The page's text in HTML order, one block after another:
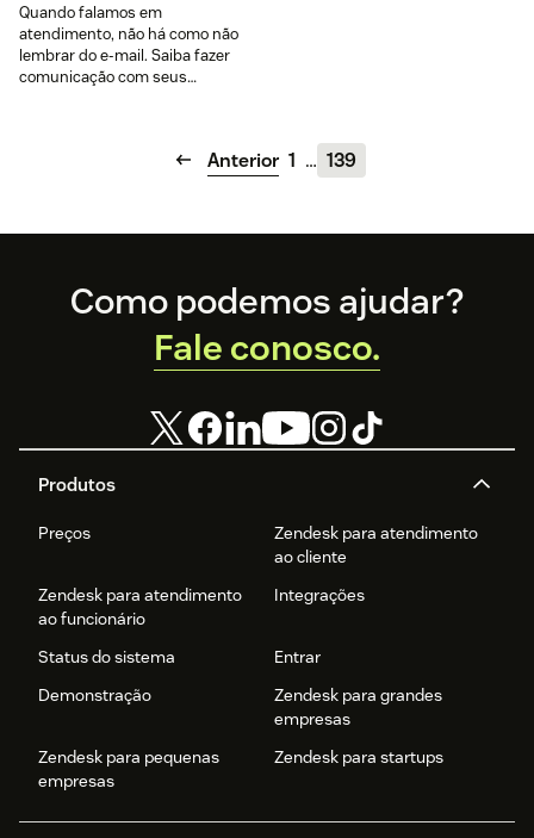
Quando falamos em
atendimento, não há como não
lembrar do e-mail. Saiba fazer
comunicação com seus
Anterior 1 … 139
Footer
Produtos
Preços
Zendesk para atendimento
ao cliente
Zendesk para atendimento
ao funcionário
Integrações
Status do sistema
Entrar
Demonstração
Zendesk para grandes
empresas
Zendesk para pequenas
empresas
Zendesk para startups
Como podemos ajudar?
Fale conosco.